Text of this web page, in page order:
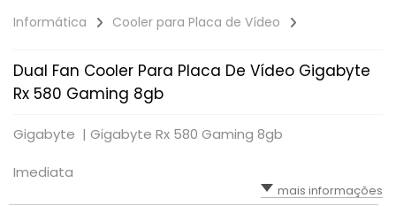
Informática Cooler para Placa de Vídeo
Dual Fan Cooler Para Placa De Vídeo Gigabyte
Rx 580 Gaming 8gb
Gigabyte | Gigabyte Rx 580 Gaming 8gb
Imediata
mais informações